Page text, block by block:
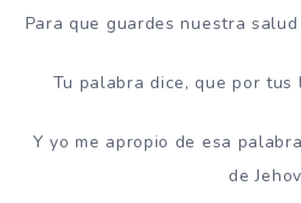
Para que guardes nuestra
Tu palabra dice, que por tus
Y yo me apropio de esa
de